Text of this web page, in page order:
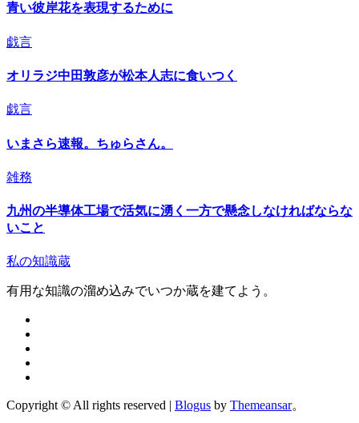
青い彼岸花を表現するために
戯言
オリラジ中田敦彦が松本人志に食いつく
戯言
いまさら速報。ちゅらさん。
雑務
九州の半導体工場で活気に湧く一方で懸念しなければならな
いこと
私の知識蔵
有用な知識の溜め込みでいつか蔵を建てよう。
Copyright © All rights reserved | Blogus by Themeansar。